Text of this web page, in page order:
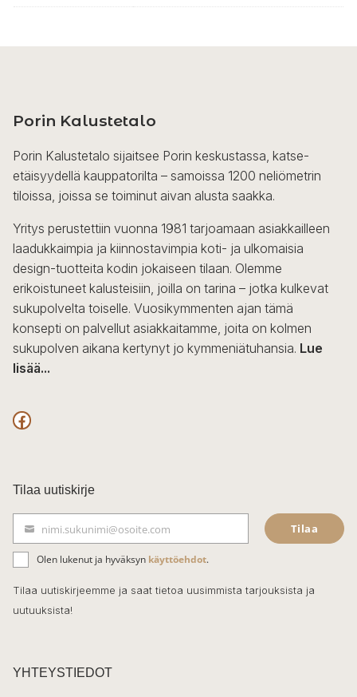
Porin Kalustetalo
Porin Kalustetalo sijaitsee Porin keskustassa, katse-
etäisyydellä kauppatorilta – samoissa 1200 neliömetrin
tiloissa, joissa se toiminut aivan alusta saakka.
Yritys perustettiin vuonna 1981 tarjoamaan asiakkailleen
laadukkaimpia ja kiinnostavimpia koti- ja ulkomaisia
design-tuotteita kodin jokaiseen tilaan. Olemme
erikoistuneet kalusteisiin, joilla on tarina – jotka kulkevat
sukupolvelta toiselle. Vuosikymmenten ajan tämä
konsepti on palvellut asiakkaitamme, joita on kolmen
sukupolven aikana kertynyt jo kymmeniätuhansia. Lue
lisää...
F
c
e
b
o
o
k
Tilaa uutiskirje
ä
h
k
t
nimi.sukunimi@osoite.com Tilaa
Olen lukenut ja hyväksyn käyttöehdot.
Tilaa uutiskirjeemme ja saat tietoa uusimmista tarjouksista ja
uutuuksista!
YHTEYSTIEDOT